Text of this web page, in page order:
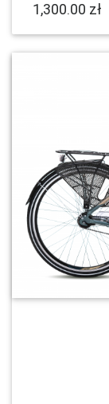
1,300.00 zł